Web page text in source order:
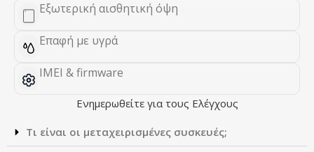
Εξωτερική αισθητική όψη
Επαφή με υγρά
IMEI & firmware
Ενημερωθείτε για τους Ελέγχους
Τι είναι οι μεταχειρισμένες συσκευές;